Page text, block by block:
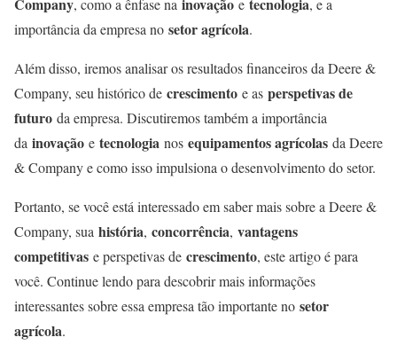
Company, como a ênfase na inovação e tecnologia, e a
importância da empresa no setor agrícola.
Além disso, iremos analisar os resultados financeiros da Deere &
Company, seu histórico de crescimento e as perspetivas de
futuro da empresa. Discutiremos também a importância
da inovação e tecnologia nos equipamentos agrícolas da Deere
& Company e como isso impulsiona o desenvolvimento do setor.
Portanto, se você está interessado em saber mais sobre a Deere &
Company, sua história, concorrência, vantagens
competitivas e perspetivas de crescimento, este artigo é para
você. Continue lendo para descobrir mais informações
interessantes sobre essa empresa tão importante no setor
agrícola.